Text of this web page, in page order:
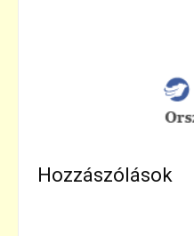
Hozzászólások